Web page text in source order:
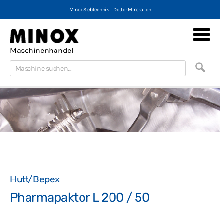
Minox Siebtechnik| Detter Mineralien
Maschinenhandel
Hutt/Bepex
Pharmapaktor L 200 / 50
Minox Maschinen
Maschinen neu & gebraucht
Maschinenmarktplatz
Portfolio
Kontakt
Impressum